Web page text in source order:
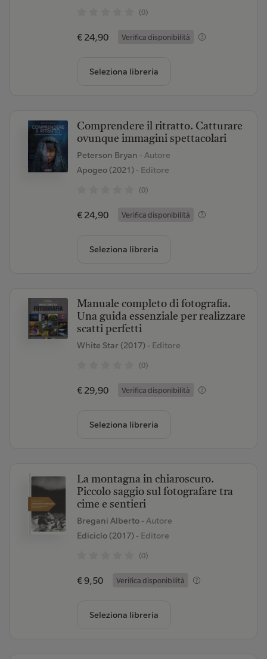
(0)
€ 24,90 Verifica disponibilità
Seleziona libreria
Comprendere il ritratto. Catturare
ovunque immagini spettacolari
Peterson Bryan - Autore
Apogeo (2021)- Editore
(0)
€ 24,90 Verifica disponibilità
Seleziona libreria
Manuale completo di fotografia.
Una guida essenziale per realizzare
scatti perfetti
White Star (2017)- Editore
(0)
€ 29,90 Verifica disponibilità
Seleziona libreria
La montagna in chiaroscuro.
Piccolo saggio sul fotografare tra
cime e sentieri
Bregani Alberto - Autore
Ediciclo (2017)- Editore
(0)
€ 9,50 Verifica disponibilità
Seleziona libreria